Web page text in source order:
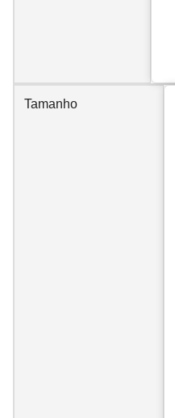
Tamanho